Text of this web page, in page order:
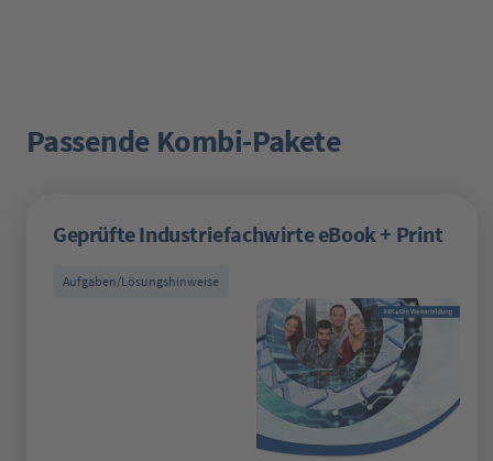
Produktgalerie überspringen
Passende Kombi-Pakete
Geprüfte Industriefachwirte eBook + Print
Aufgaben/Lösungshinweise